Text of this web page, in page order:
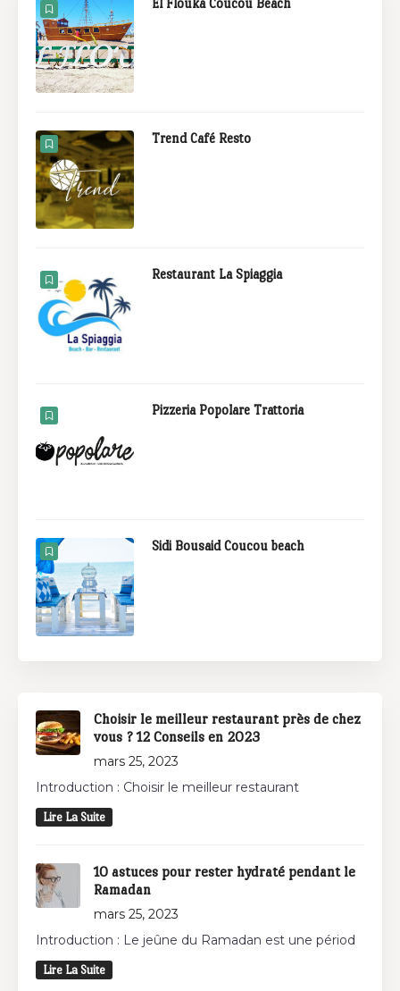
El Flouka Coucou Beach
Trend Café Resto
Restaurant La Spiaggia
Pizzeria Popolare Trattoria
Sidi Bousaid Coucou beach
Choisir le meilleur restaurant près de chez
vous ? 12 Conseils en 2023
mars 25, 2023
Introduction : Choisir le meilleur restaurant
Lire La Suite
10 astuces pour rester hydraté pendant le
Ramadan
mars 25, 2023
Introduction : Le jeûne du Ramadan est une périod
Lire La Suite